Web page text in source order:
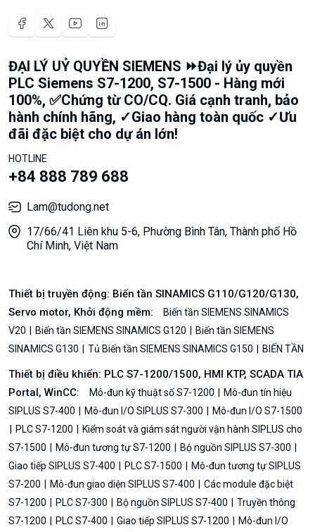
ĐẠI LÝ UỶ QUYỀN SIEMENS ⏩Đại lý ủy quyền
PLC Siemens S7-1200, S7-1500 - Hàng mới
100%, ✅Chứng từ CO/CQ. Giá cạnh tranh, bảo
hành chính hãng, ✓Giao hàng toàn quốc ✓Ưu
đãi đặc biệt cho dự án lớn!
HOTLINE
+84 888 789 688
Lam@tudong.net
17/66/41 Liên khu 5-6, Phường Bình Tân, Thành phố Hồ
Chí Minh, Việt Nam
Thiết bị truyền động: Biến tần SINAMICS G110/G120/G130,
Servo motor, Khởi động mềm:
Biến tần SIEMENS SINAMICS
V20
Biến tần SIEMENS SINAMICS G120
Biến tần SIEMENS
SINAMICS G130
Tủ Biến tần SIEMENS SINAMICS G150 BIẾN TẦN
Thiết bị điều khiển: PLC S7-1200/1500, HMI KTP, SCADA TIA
Portal, WinCC:
Mô-đun kỹ thuật số S7-1200
Mô-đun tín hiệu
SIPLUS S7-400
Mô-đun I/O SIPLUS S7-300
Mô-đun I/O S7-1500
PLC S7-1200
Kiểm soát và giám sát người vận hành SIPLUS cho
S7-1500
Mô-đun tương tự S7-1200
Bộ nguồn SIPLUS S7-300
Giao tiếp SIPLUS S7-400
PLC S7-1500
Mô-đun tương tự SIPLUS
S7-200
Mô-đun giao diện SIPLUS S7-400
Các module đặc biệt
S7-1200
PLC S7-300 Bộ nguồn SIPLUS S7-400
Truyền thông
S7-1200
PLC S7-400 Giao tiếp SIPLUS S7-1200
Mô-đun I/O